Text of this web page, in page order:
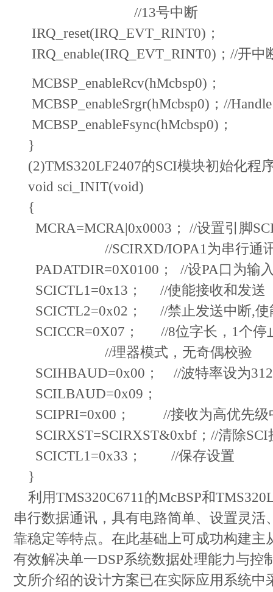
//13号中断
IRQ_reset(IRQ_EVT_RINT0)；
IRQ_enable(IRQ_EVT_RINT0)；//开中
MCBSP_enableRcv(hMcbsp0)；
MCBSP_enableSrgr(hMcbsp0)；//Handle
MCBSP_enableFsync(hMcbsp0)；
}
(2)TMS320LF2407的SCI模块初始化程
void sci_INIT(void)
{
MCRA=MCRA|0x0003； //设置引脚
//SCIRXD/IOPA1为串行通讯
PADATDIR=0X0100； //设PA口为输
SCICTL1=0x13； //使能接收和发送
SCICTL2=0x02； //禁止发送中断,使
SCICCR=0X07； //8位字长，1个停
//理器模式，无奇偶校验
SCIHBAUD=0x00； //波特率设为
SCILBAUD=0x09；
SCIPRI=0x00； //接收为高优先级
SCIRXST=SCIRXST&0xbf；//清除SCI
SCICTL1=0x33； //保存设置
}
利用TMS320C6711的McBSP和
串行数据通讯，具有电路简单、设置灵活
靠稳定等特点。在此基础上可成功构建主
有效解决单一DSP系统数据处理能力与控
文所介绍的设计方案已在实际应用系统中